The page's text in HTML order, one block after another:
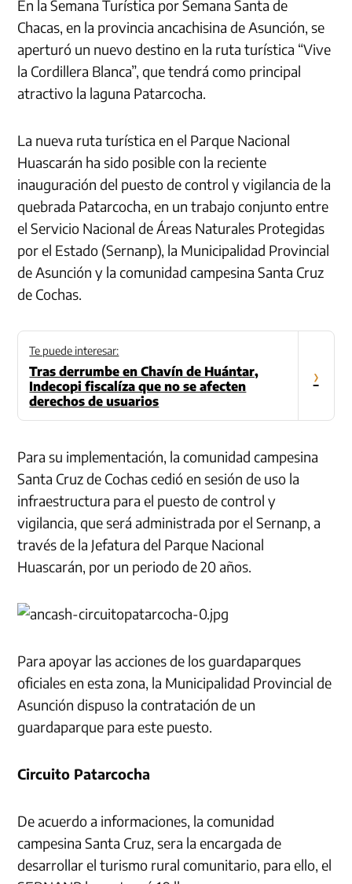
En la Semana Turística por Semana Santa de
Chacas, en la provincia ancachisina de Asunción, se
aperturó un nuevo destino en la ruta turística “Vive
la Cordillera Blanca”, que tendrá como principal
atractivo la laguna Patarcocha.
La nueva ruta turística en el Parque Nacional
Huascarán ha sido posible con la reciente
inauguración del puesto de control y vigilancia de la
quebrada Patarcocha, en un trabajo conjunto entre
el Servicio Nacional de Áreas Naturales Protegidas
por el Estado (Sernanp), la Municipalidad Provincial
de Asunción y la comunidad campesina Santa Cruz
de Cochas.
Te puede interesar:
Tras derrumbe en Chavín de Huántar,
Indecopi fiscalíza que no se afecten
derechos de usuarios
›
Para su implementación, la comunidad campesina
Santa Cruz de Cochas cedió en sesión de uso la
infraestructura para el puesto de control y
vigilancia, que será administrada por el Sernanp, a
través de la Jefatura del Parque Nacional
Huascarán, por un periodo de 20 años.
Para apoyar las acciones de los guardaparques
oficiales en esta zona, la Municipalidad Provincial de
Asunción dispuso la contratación de un
guardaparque para este puesto.
Circuito Patarcocha
De acuerdo a informaciones, la comunidad
campesina Santa Cruz, sera la encargada de
desarrollar el turismo rural comunitario, para ello, el